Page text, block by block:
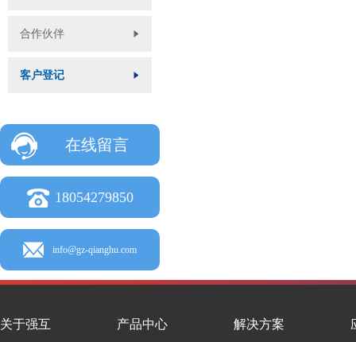
合作伙伴
客户登记
在线留言
18054279850
info@gz-qianghu.com
关于强互 产品中心 解决方案